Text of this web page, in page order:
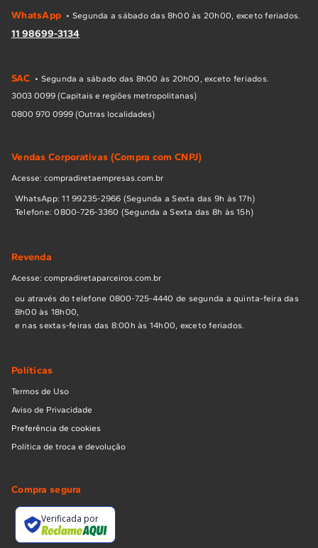
WhatsApp • Segunda a sábado das 8h00 às 20h00, exceto feriados.
11 98699-3134
SAC • Segunda a sábado das 8h00 às 20h00, exceto feriados.
3003 0099 (Capitais e regiões metropolitanas)
0800 970 0999 (Outras localidades)
Vendas Corporativas (Compra com CNPJ)
Acesse: compradiretaempresas.com.br
WhatsApp: 11 99235-2966 (Segunda a Sexta das 9h às 17h)
Telefone: 0800-726-3360 (Segunda a Sexta das 8h às 15h)
Revenda
Acesse: compradiretaparceiros.com.br
ou através do telefone 0800-725-4440 de segunda a quinta-feira das
8h00 às 18h00,
e nas sextas-feiras das 8:00h às 14h00, exceto feriados.
Políticas
Termos de Uso
Aviso de Privacidade
Preferência de cookies
Política de troca e devolução
Compra segura
Verificada por